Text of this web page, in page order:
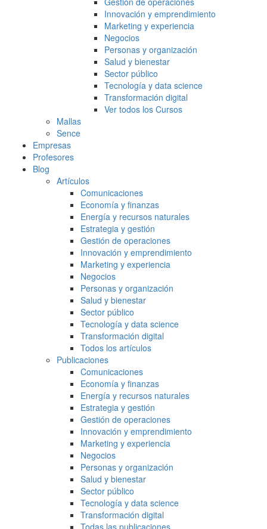
Innovación y emprendimiento
Marketing y experiencia
Negocios
Personas y organización
Salud y bienestar
Sector público
Tecnología y data science
Transformación digital
Ver todos los Cursos
Mallas
Sence
Empresas
Profesores
Blog
Artículos
Comunicaciones
Economía y finanzas
Energía y recursos naturales
Estrategia y gestión
Gestión de operaciones
Innovación y emprendimiento
Marketing y experiencia
Negocios
Personas y organización
Salud y bienestar
Sector público
Tecnología y data science
Transformación digital
Todos los artículos
Publicaciones
Comunicaciones
Economía y finanzas
Energía y recursos naturales
Estrategia y gestión
Gestión de operaciones
Innovación y emprendimiento
Marketing y experiencia
Negocios
Personas y organización
Salud y bienestar
Sector público
Tecnología y data science
Transformación digital